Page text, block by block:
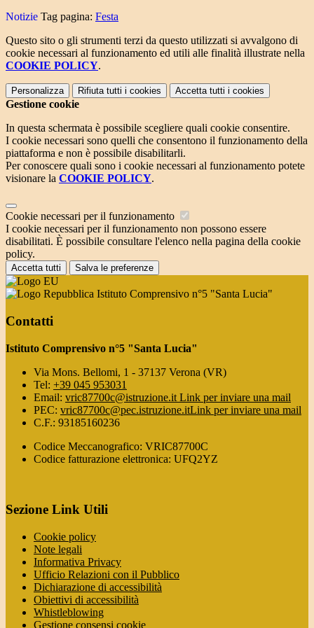
Notizie Tag pagina: Festa
Questo sito o gli strumenti terzi da questo utilizzati si avvalgono di
cookie necessari al funzionamento ed utili alle finalità illustrate nella
COOKIE POLICY.
Personalizza Rifiuta tutti i cookies Accetta tutti i cookies
Gestione cookie
In questa schermata è possibile scegliere quali cookie consentire.
I cookie necessari sono quelli che consentono il funzionamento della
piattaforma e non è possibile disabilitarli.
Per conoscere quali sono i cookie necessari al funzionamento potete
visionare la COOKIE POLICY.
Cookie necessari per il funzionamento
I cookie necessari per il funzionamento non possono essere
disabilitati. È possibile consultare l'elenco nella pagina della cookie
policy.
Accetta tutti Salva le preferenze
Istituto Comprensivo n°5 "Santa Lucia"
Contatti
Istituto Comprensivo n°5 "Santa Lucia"
Via Mons. Bellomi, 1 - 37137 Verona (VR)
Tel: +39 045 953031
Email: vric87700c@istruzione.it Link per inviare una mail
PEC: vric87700c@pec.istruzione.itLink per inviare una mail
C.F.: 93185160236
Codice Meccanografico: VRIC87700C
Codice fatturazione elettronica: UFQ2YZ
Sezione Link Utili
Cookie policy
Note legali
Informativa Privacy
Ufficio Relazioni con il Pubblico
Dichiarazione di accessibilità
Obiettivi di accessibilità
Whistleblowing
Gestione consensi cookie